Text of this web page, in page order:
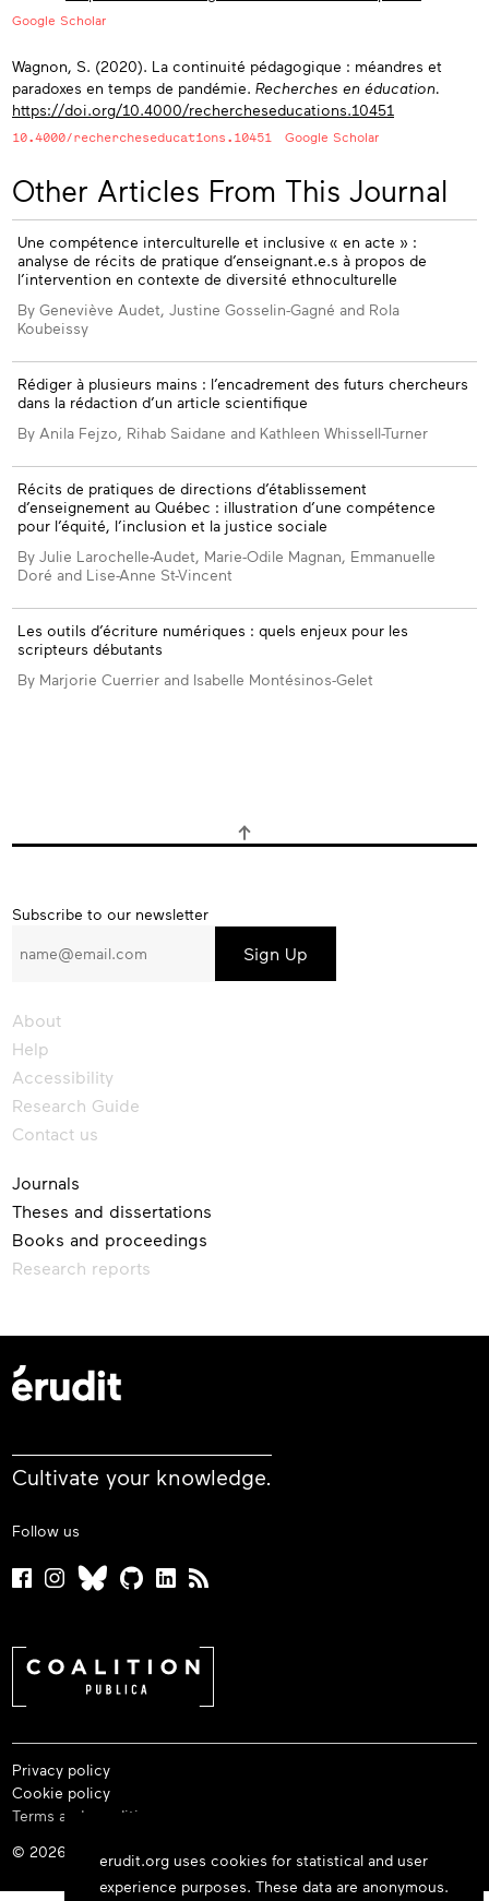
erudit.org uses cookies for statistical and user
experience purposes. These data are anonymous.
Google Scholar
Wagnon, S. (2020). La continuité pédagogique : méandres et
paradoxes en temps de pandémie. Recherches en éducation.
https://doi.org/10.4000/rechercheseducations.10451
10.4000/rechercheseducations.10451 Google Scholar
Other Articles From This Journal
Une compétence interculturelle et inclusive « en acte » :
analyse de récits de pratique d’enseignant.e.s à propos de
l’intervention en contexte de diversité ethnoculturelle
By Geneviève Audet, Justine Gosselin-Gagné and Rola
Koubeissy
Rédiger à plusieurs mains : l’encadrement des futurs chercheurs
dans la rédaction d’un article scientifique
By Anila Fejzo, Rihab Saidane and Kathleen Whissell-Turner
Récits de pratiques de directions d’établissement
d’enseignement au Québec : illustration d’une compétence
pour l’équité, l’inclusion et la justice sociale
By Julie Larochelle-Audet, Marie-Odile Magnan, Emmanuelle
Doré and Lise-Anne St-Vincent
Les outils d’écriture numériques : quels enjeux pour les
scripteurs débutants
By Marjorie Cuerrier and Isabelle Montésinos-Gelet
Subscribe
our
Subscribe to our newsletter
About
Help
Accessibility
Research Guide
Contact us
Journals
Theses and dissertations
Books and proceedings
Research reports
Cultivate your knowledge.
Follow us
Privacy policy
Cookie policy
Terms and conditions
© 2026 Érudit Consortium